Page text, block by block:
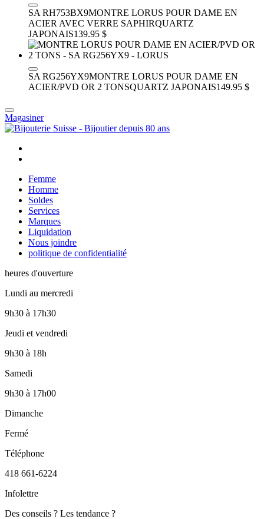
SA RH753BX9MONTRE LORUS POUR DAME EN
ACIER AVEC VERRE SAPHIRQUARTZ
JAPONAIS139.95 $
SA RG256YX9MONTRE LORUS POUR DAME EN
ACIER/PVD OR 2 TONSQUARTZ JAPONAIS149.95 $
Magasiner
Femme
Homme
Soldes
Services
Marques
Liquidation
Nous joindre
politique de confidentialité
heures d'ouverture
Lundi au mercredi
9h30 à 17h30
Jeudi et vendredi
9h30 à 18h
Samedi
9h30 à 17h00
Dimanche
Fermé
Téléphone
418 661-6224
Infolettre
Des conseils ? Les tendance ?